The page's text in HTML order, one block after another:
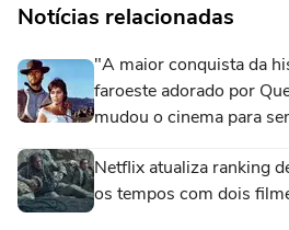
Notícias relacionadas
"A maior conquista da
faroeste adorado por
mudou o cinema para
Netflix atualiza ranking
os tempos com dois